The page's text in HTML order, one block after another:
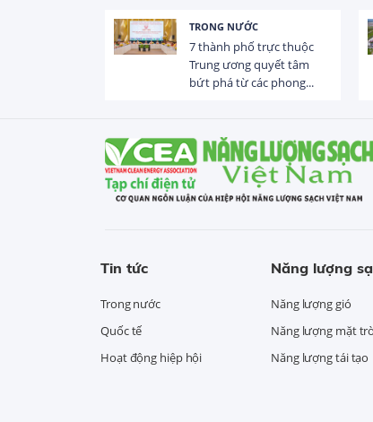
TRONG NƯỚC
7 thành phố trực thuộc
Trung ương quyết tâm
bứt phá từ các phong...
Tin tức
Trong nước
Quốc tế
Hoạt động hiệp hội
Năng lượng
Năng lượng gió
Năng lượng mặt
Năng lượng tái tạo